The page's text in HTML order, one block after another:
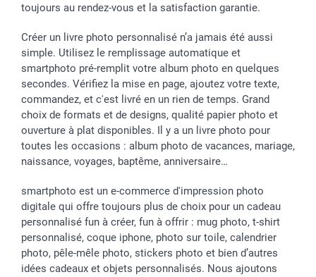
toujours au rendez-vous et la satisfaction garantie.
Créer un livre photo personnalisé n’a jamais été aussi
simple. Utilisez le remplissage automatique et
smartphoto pré-remplit votre album photo en quelques
secondes. Vérifiez la mise en page, ajoutez votre texte,
commandez, et c'est livré en un rien de temps. Grand
choix de formats et de designs, qualité papier photo et
ouverture à plat disponibles. Il y a un livre photo pour
toutes les occasions : album photo de vacances, mariage,
naissance, voyages, baptême, anniversaire…
smartphoto est un e-commerce d'impression photo
digitale qui offre toujours plus de choix pour un cadeau
personnalisé fun à créer, fun à offrir : mug photo, t-shirt
personnalisé, coque iphone, photo sur toile, calendrier
photo, pêle-mêle photo, stickers photo et bien d’autres
idées cadeaux et objets personnalisés. Nous ajoutons